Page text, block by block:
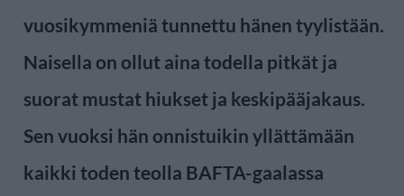
vuosikymmeniä tunnettu hänen tyylistään.
Naisella on ollut aina todella pitkät ja
suorat mustat hiukset ja keskipääjakaus.
Sen vuoksi hän onnistuikin yllättämään
kaikki toden teolla BAFTA-gaalassa